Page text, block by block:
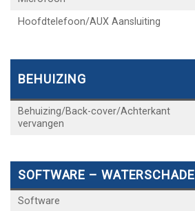
Hoofdtelefoon/AUX Aansluiting
BEHUIZING
Behuizing/Back-cover/Achterkant
vervangen
SOFTWARE – WATERSCHADE
Software